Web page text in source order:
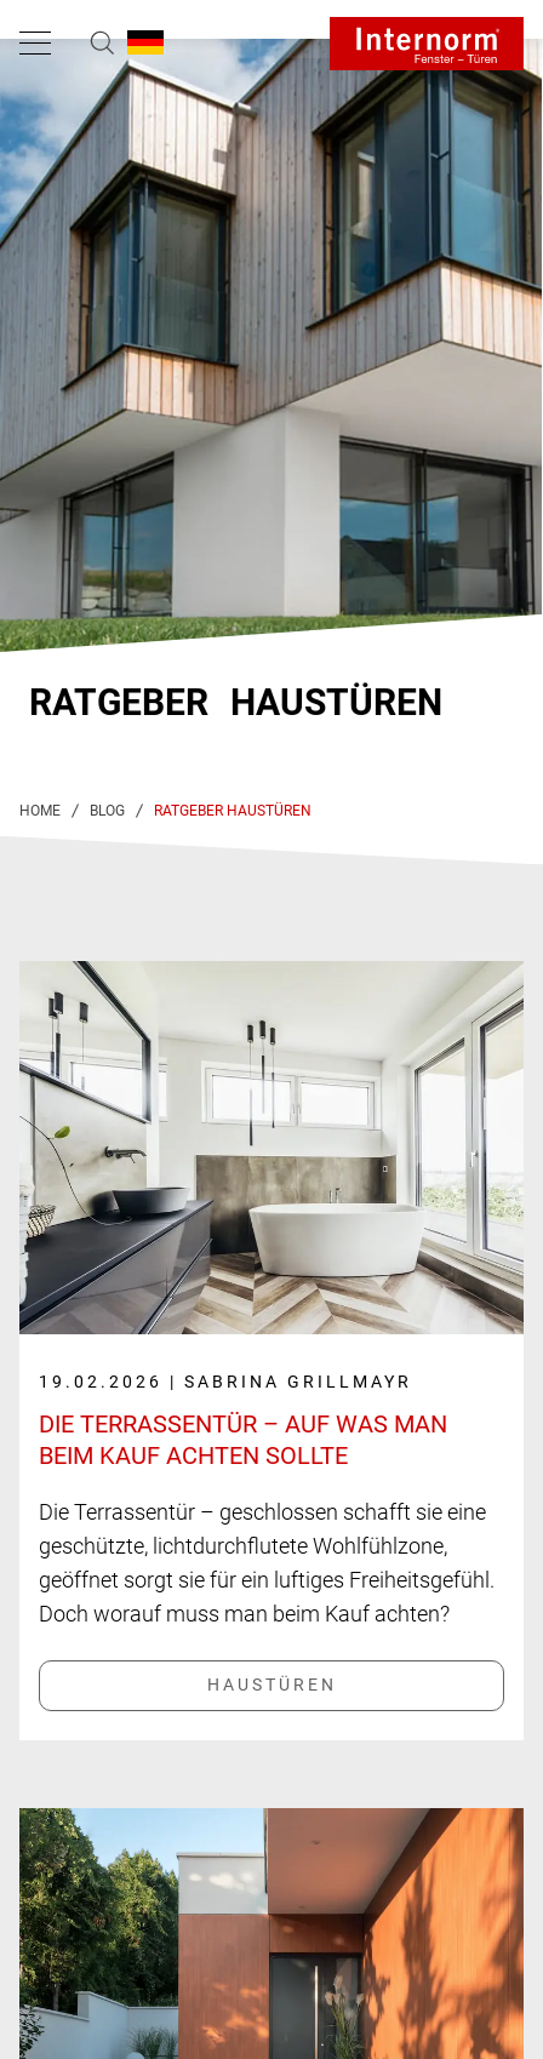
RATGEBER HAUSTÜREN
RATGEBER HAUSTÜREN
19.02.2026 | SABRINA GRILLMAYR
DIE TERRASSENTÜR – AUF WAS MAN
BEIM KAUF ACHTEN SOLLTE
Die Terrassentür – geschlossen schafft sie eine
geschützte, lichtdurchflutete Wohlfühlzone,
geöffnet sorgt sie für ein luftiges Freiheitsgefühl.
Doch worauf muss man beim Kauf achten?